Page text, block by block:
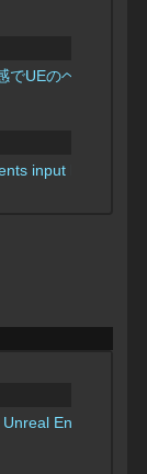
でUEのヘアーの使
input has no
Engine: